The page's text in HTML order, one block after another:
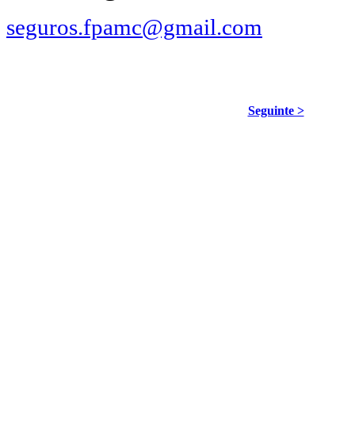
seguros.fpamc@gmail.com
Seguinte >